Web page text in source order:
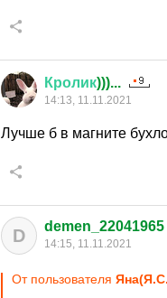
Кролик)))...
14:13, 11.11.2021
Лучше б в магните
D demen_22041965
14:15, 11.11.2021
От пользователя